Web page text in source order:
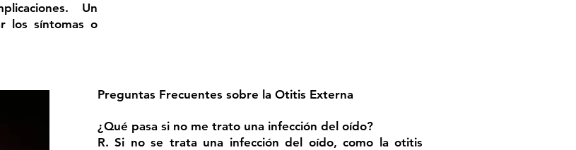
Un
los síntomas o
Preguntas Frecuentes sobre la Otitis Externa
¿Qué pasa si no me trato una infección del oído?
R. Si no se trata una infección del oído, como la otitis